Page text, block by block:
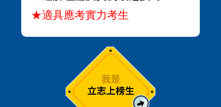
★適具應考實力考生